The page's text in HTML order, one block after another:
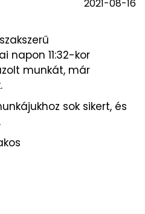
2021-08-16
napon 11:32-kor
munkát, már
sok sikert, és